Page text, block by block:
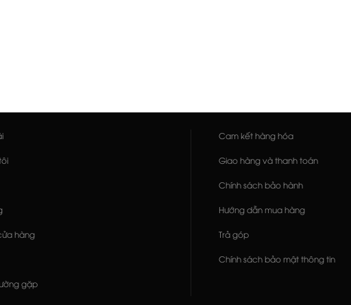
hàng
gặp
Cam kết hàng hóa
Giao hàng và thanh toán
Chính sách bảo hành
Hướng dẫn mua hàng
Trả góp
Chính sách bảo mật thông tin